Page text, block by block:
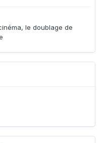
le doublage de